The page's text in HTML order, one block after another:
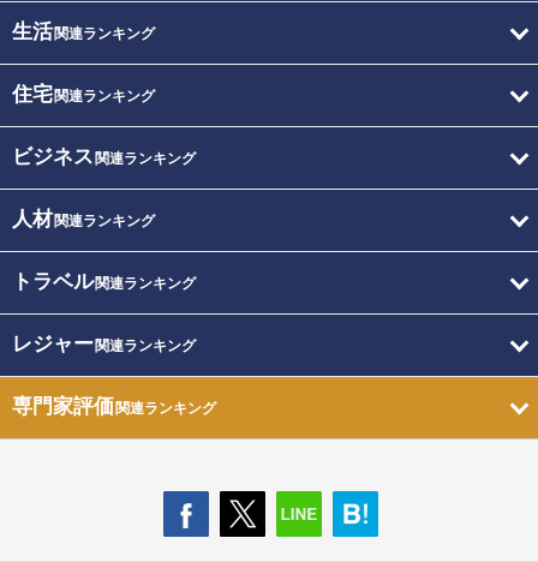
生活関連ランキング
住宅関連ランキング
ビジネス 関連ランキング
人材関連ランキング
トラベル関連ランキング
レジャー関連ランキング
専門家評価関連ランキング